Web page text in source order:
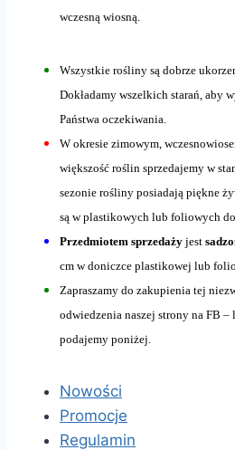
wczesną wiosną.
Wszystkie rośliny są dobrze
Dokładamy wszelkich starań, aby
Państwa oczekiwania.
W okresie zimowym,
większość roślin sprzedajemy w
sezonie rośliny posiadają piękne
są w plastikowych lub foliowych
Przedmiotem sprzedaży jest
cm w doniczce plastikowej lub
Zapraszamy do zakupienia tej
odwiedzenia naszej strony na FB
podajemy poniżej.
Nowości
Promocje
Regulamin